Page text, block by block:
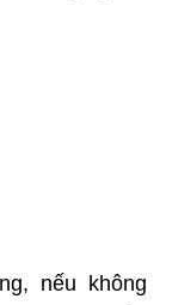
nếu không